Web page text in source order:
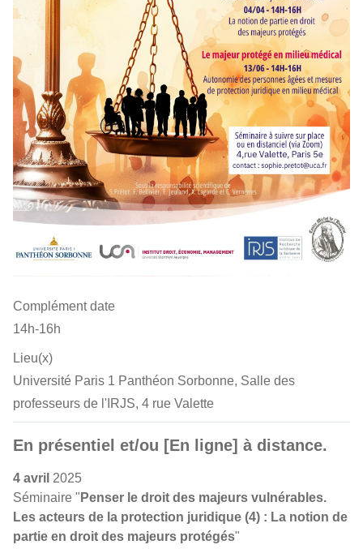
Complément date
14h-16h
Lieu(x)
Université Paris 1 Panthéon Sorbonne, Salle des
professeurs de l'IRJS, 4 rue Valette
En présentiel et/ou [En ligne] à distance.
4 avril 2025
Séminaire " Penser le droit des majeurs vulnérables.
Les acteurs de la protection juridique (4) : La notion de
partie en droit des majeurs protégés"